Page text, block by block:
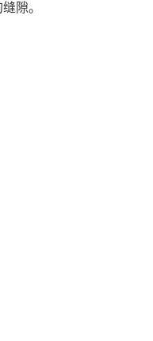
隙。